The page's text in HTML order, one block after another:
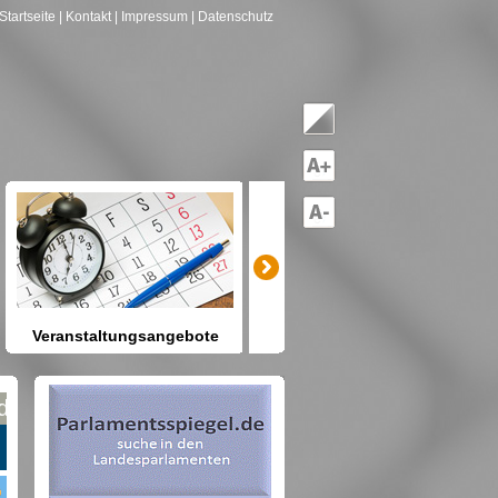
Startseite | Kontakt | Impressum | Datenschutz
Veranstaltungsangebote
Sie Berlin und seine Angebote?
nach Gruppen--->hier drücken